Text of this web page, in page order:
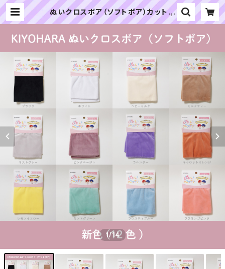
ぬいクロスボア（ソフトボア）カットク
ロス各色A（新色）｜清原株式会社 |
布地・材料の通販専門店
1/14